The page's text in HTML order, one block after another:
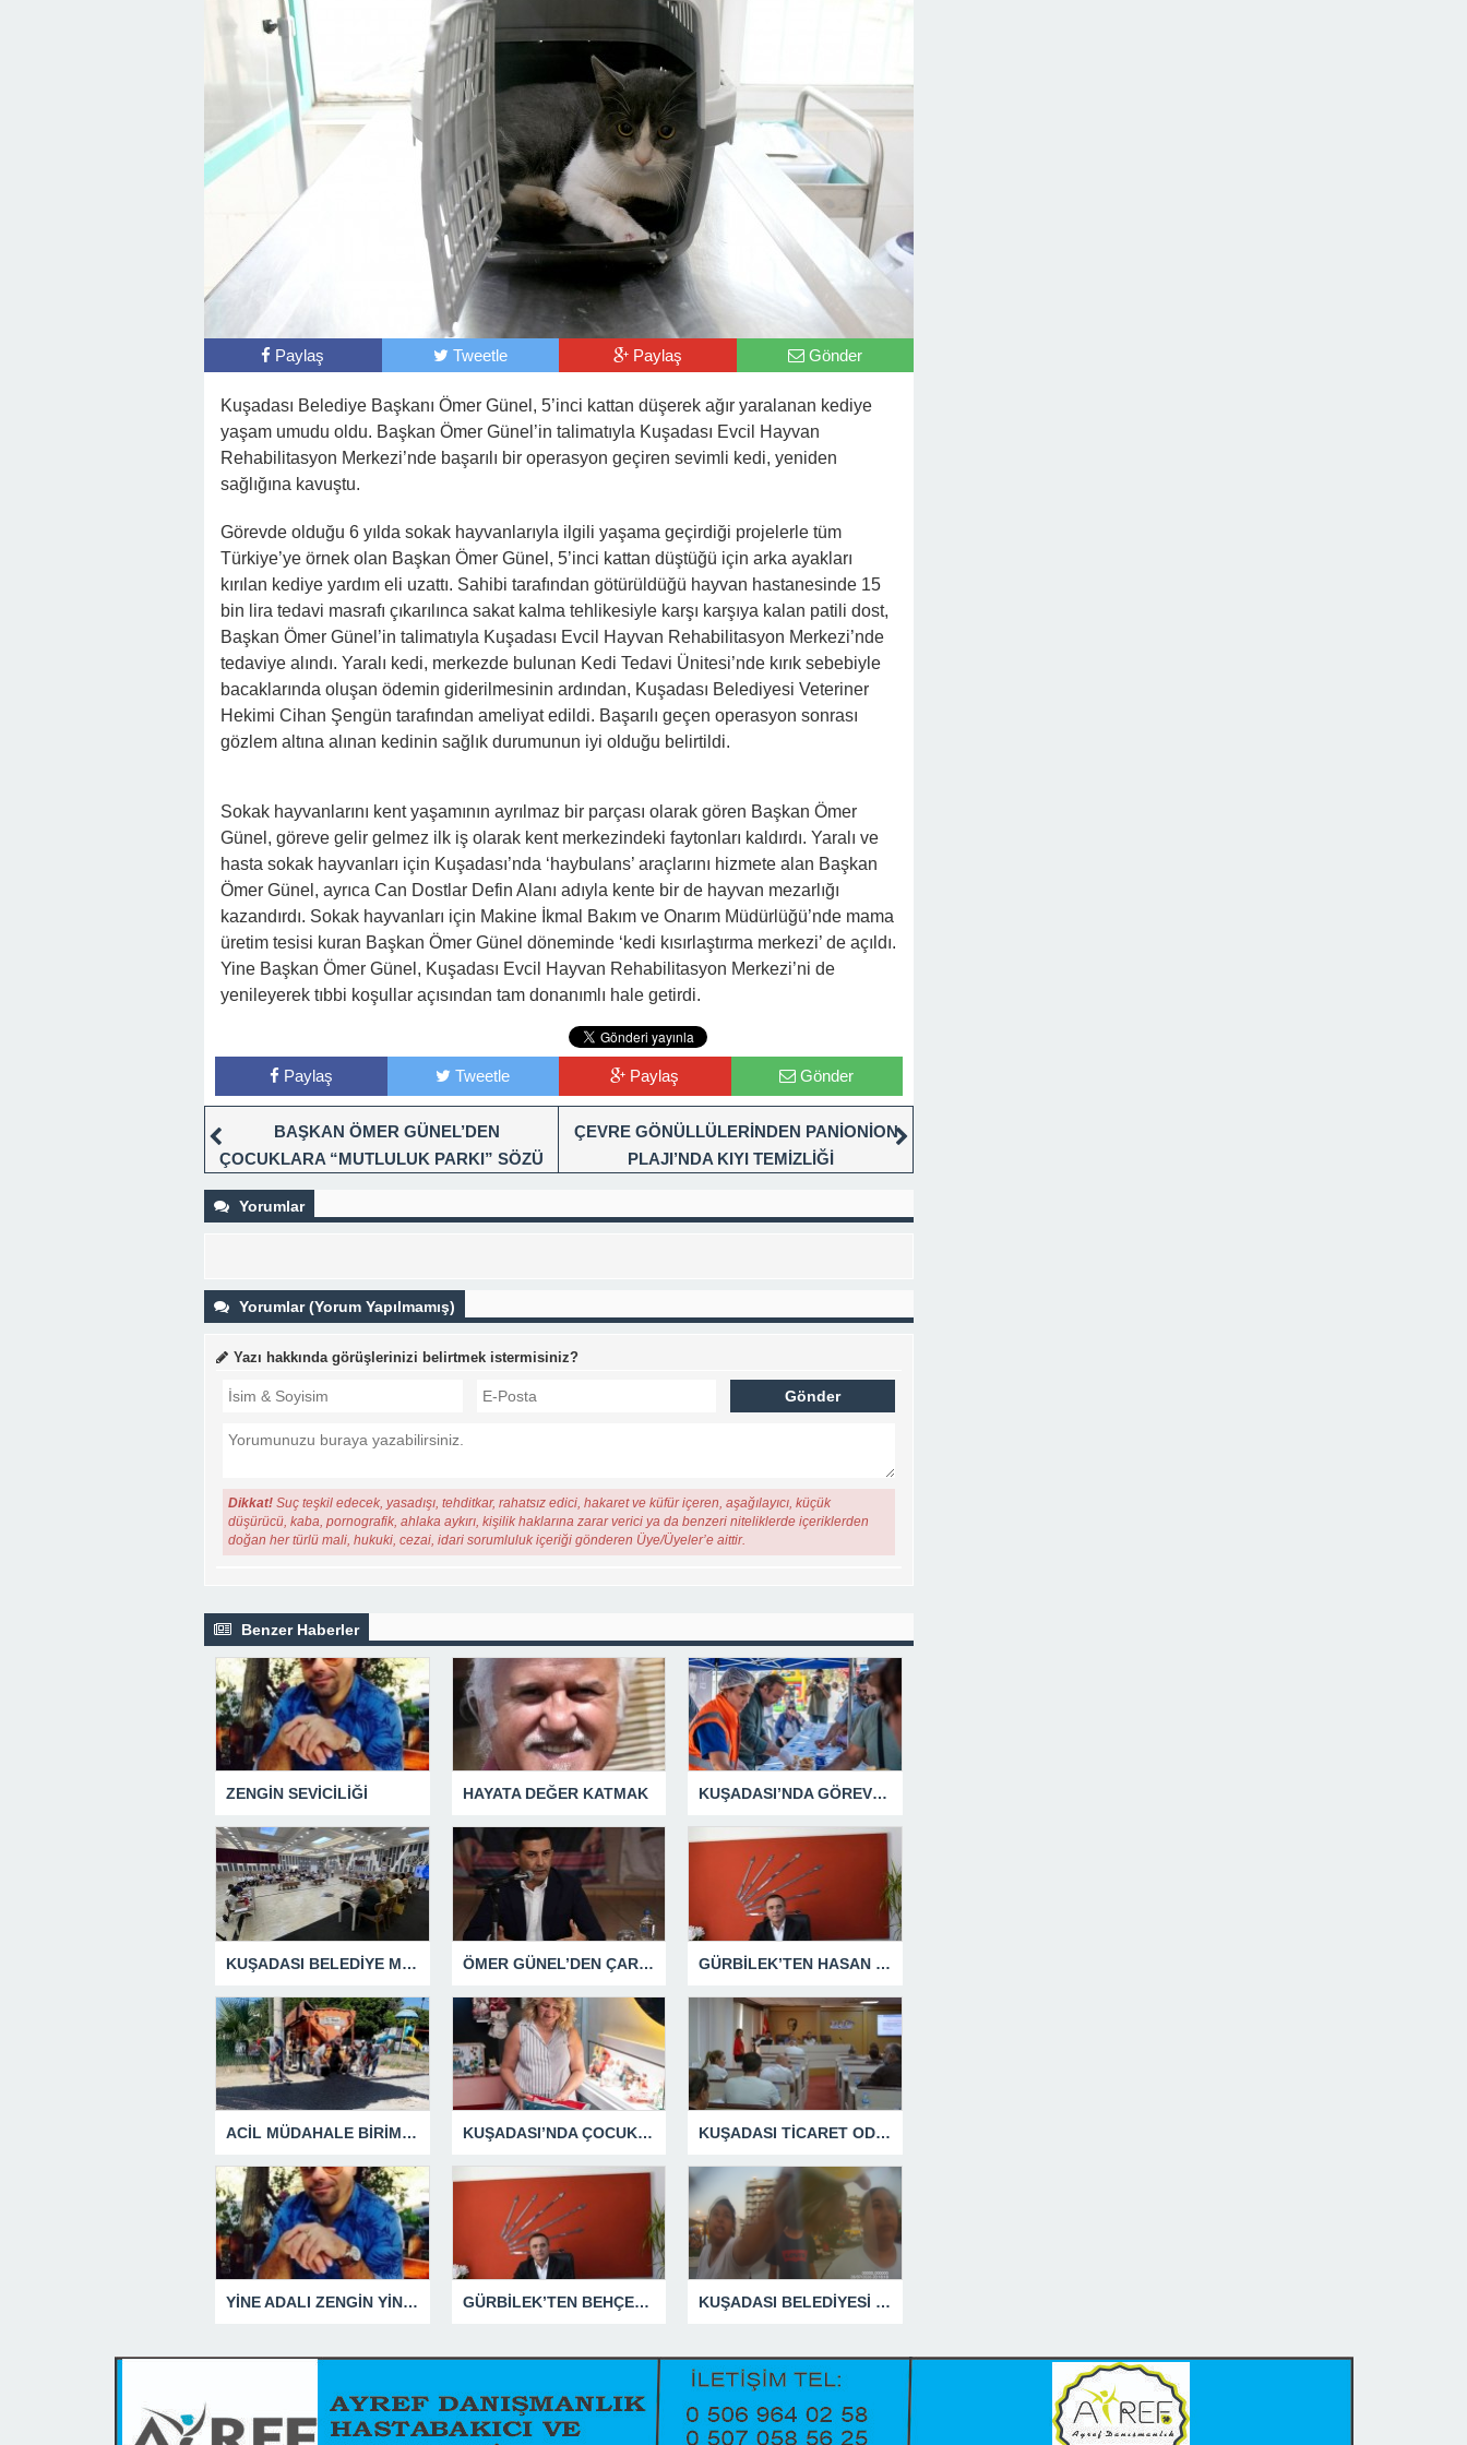
Paylaş Tweetle Paylaş Gönder
Kuşadası Belediye Başkanı Ömer Günel, 5’inci kattan düşerek ağır yaralanan kediye
yaşam umudu oldu. Başkan Ömer Günel’in talimatıyla Kuşadası Evcil Hayvan
Rehabilitasyon Merkezi’nde başarılı bir operasyon geçiren sevimli kedi, yeniden
sağlığına kavuştu.
Görevde olduğu 6 yılda sokak hayvanlarıyla ilgili yaşama geçirdiği projelerle tüm
Türkiye’ye örnek olan Başkan Ömer Günel, 5’inci kattan düştüğü için arka ayakları
kırılan kediye yardım eli uzattı. Sahibi tarafından götürüldüğü hayvan hastanesinde 15
bin lira tedavi masrafı çıkarılınca sakat kalma tehlikesiyle karşı karşıya kalan patili dost,
Başkan Ömer Günel’in talimatıyla Kuşadası Evcil Hayvan Rehabilitasyon Merkezi’nde
tedaviye alındı. Yaralı kedi, merkezde bulunan Kedi Tedavi Ünitesi’nde kırık sebebiyle
bacaklarında oluşan ödemin giderilmesinin ardından, Kuşadası Belediyesi Veteriner
Hekimi Cihan Şengün tarafından ameliyat edildi. Başarılı geçen operasyon sonrası
gözlem altına alınan kedinin sağlık durumunun iyi olduğu belirtildi.
Sokak hayvanlarını kent yaşamının ayrılmaz bir parçası olarak gören Başkan Ömer
Günel, göreve gelir gelmez ilk iş olarak kent merkezindeki faytonları kaldırdı. Yaralı ve
hasta sokak hayvanları için Kuşadası’nda ‘haybulans’ araçlarını hizmete alan Başkan
Ömer Günel, ayrıca Can Dostlar Defin Alanı adıyla kente bir de hayvan mezarlığı
kazandırdı. Sokak hayvanları için Makine İkmal Bakım ve Onarım Müdürlüğü’nde mama
üretim tesisi kuran Başkan Ömer Günel döneminde ‘kedi kısırlaştırma merkezi’ de açıldı.
Yine Başkan Ömer Günel, Kuşadası Evcil Hayvan Rehabilitasyon Merkezi’ni de
yenileyerek tıbbi koşullar açısından tam donanımlı hale getirdi.
Paylaş Tweetle Paylaş Gönder
BAŞKAN ÖMER GÜNEL’DEN
ÇOCUKLARA “MUTLULUK PARKI” SÖZÜ
ÇEVRE GÖNÜLLÜLERİNDEN PANİONİON
PLAJI’NDA KIYI TEMİZLİĞİ
Yorumlar
Yorumlar (Yorum Yapılmamış)
Yazı hakkında görüşlerinizi belirtmek istermisiniz?
Dikkat! Suç teşkil edecek, yasadışı, tehditkar, rahatsız edici, hakaret ve küfür içeren, aşağılayıcı, küçük
düşürücü, kaba, pornografik, ahlaka aykırı, kişilik haklarına zarar verici ya da benzeri niteliklerde içeriklerden
doğan her türlü mali, hukuki, cezai, idari sorumluluk içeriği gönderen Üye/Üyeler’e aittir.
Benzer Haberler
ZENGİN SEVİCİLİĞİ HAYATA DEĞER KATMAK KUŞADASI’NDA GÖREV ŞEHİTLERİ UNUTULMADI
KUŞADASI BELEDİYE MECLİSİ’NDEN ÖNEMLİ KARARLAR ÖMER GÜNEL’DEN ÇARPICI AÇIKLAMALAR GÜRBİLEK’TEN HASAN SARGIN’A YANIT GECİKMEDİ
ACİL MÜDAHALE BİRİMİ HİZMETİNİ SÜRDÜRÜYOR KUŞADASI’NDA ÇOCUKLUĞUN HATIRALARI OYUNCAK MÜZESİNDE HAYAT BULACAK KUŞADASI TİCARET ODASI TEMMUZ MECLİSİNDE YEREL İŞLETMELERE ANLAMLI DESTEK
YİNE ADALI ZENGİN YİNE BEN DEDİ GÜRBİLEK’TEN BEHÇET ALP’E SERT YANIT KUŞADASI BELEDİYESİ ZABITA MEMURUNU DARBEDEN DİLENCİ 2 KADIN TUTUKLANDI